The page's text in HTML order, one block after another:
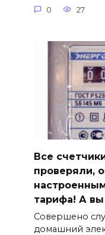
0 27
Все
проверяли,
тарифа! А
Совершено
домашний